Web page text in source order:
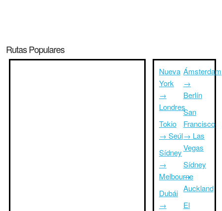
Rutas Populares
Nueva
York
→
Londres
Tokio
→ Seúl
Sídney
→
Melbourne
Dubái
→
Ámsterdam
→
Berlín
San
Francisco
→ Las
Vegas
Sídney
→
Auckland
El